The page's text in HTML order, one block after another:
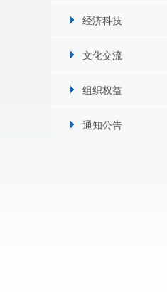
经济科技
文化交流
组织权益
通知公告